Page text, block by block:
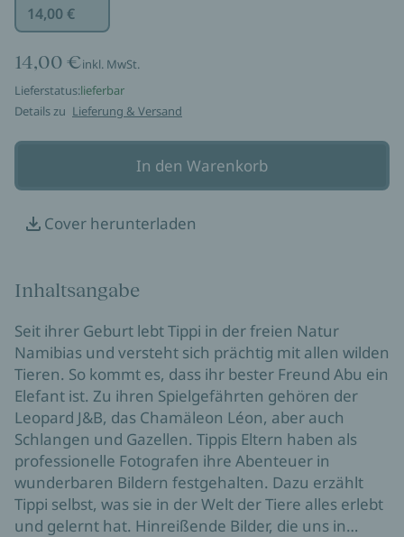
14,00 €
14,00 €inkl. MwSt.
Lieferstatus:lieferbar
Details zu Lieferung & Versand
In den Warenkorb
Cover herunterladen
Inhaltsangabe
Seit ihrer Geburt lebt Tippi in der freien Natur
Namibias und versteht sich prächtig mit allen wilden
Tieren. So kommt es, dass ihr bester Freund Abu ein
Elefant ist. Zu ihren Spielgefährten gehören der
Leopard J&B, das Chamäleon Léon, aber auch
Schlangen und Gazellen. Tippis Eltern haben als
professionelle Fotografen ihre Abenteuer in
wunderbaren Bildern festgehalten. Dazu erzählt
Tippi selbst, was sie in der Welt der Tiere alles erlebt
und gelernt hat. Hinreißende Bilder, die uns in